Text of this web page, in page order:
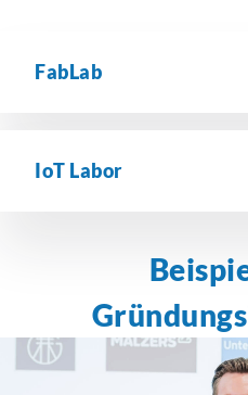
FabLab
IoT Labor